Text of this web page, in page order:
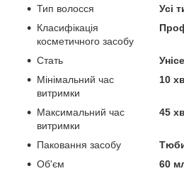
Тип волосся
Усі
Класифікація
косметичного засобу
Стать
Мінімальний час
витримки
10 хв
Максимальний час
витримки
45 хв
Паковання засобу
Об'єм
60